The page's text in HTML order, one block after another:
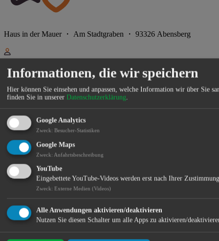
Haus in der Mauer ・ Am Stadtgraben ・ 93326 Abensberg
Stadtmuseum Abensberg
In der kommenden Ausgabe der kunstMomente laden wir
Künstlerinnen und Künstler auf eine Zeitreise durch die Stadt
der Vergangenheit aus? Wie wird sie sich in der Zukunft
entwickeln? Lassen Sie uns teilhaben an Ihren Vorstellungen und
Ideen, wie sich unsere Stadt im Lauf der Zeit verändert hat und
weiterhin verändern wird. Egal, ob ein belebter Platz oder ein
unbekanntes Fleckchen im Fokus stehen – das Stadtmuseum
Abensberg freut sich auf Ihre Darstellung von Abensberg!
Abensberg freut sich über Ihre Einsendungen!
Informationen, die wir speichern
Hier können Sie einsehen und anpassen, welche Information wir über Sie
finden Sie in unserer Datenschutzerklärung.
Google Analytics
Zweck: Besucher-Statistiken
Google Maps
Zweck: Anfahrtsbeschreibung
YouTube
Eingebettete YouTube-Videos werden erst nach Ihrer
Zweck: Externe Medien (Videos)
Alle Anwendungen aktivieren/deaktivieren
Nutzen Sie diesen Schalter um alle Apps zu aktivieren/